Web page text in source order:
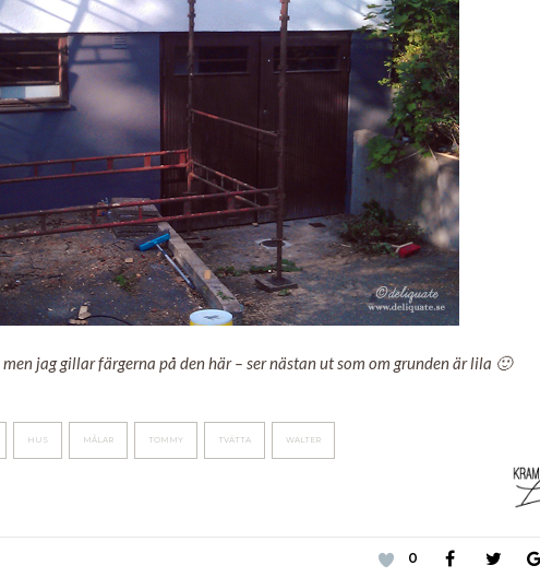
jag gillar färgerna på den här – ser nästan ut som om grunden är lila 🙂
HUS MÅLAR TOMMY TVÄTTA WALTER
0